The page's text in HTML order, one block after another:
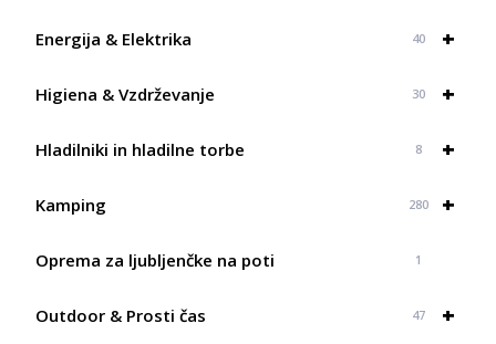
+
Energija & Elektrika 40
+
Higiena & Vzdrževanje 30
+
Hladilniki in hladilne torbe 8
+
Kamping 280
Oprema za ljubljenčke na poti 1
+
Outdoor & Prosti čas 47